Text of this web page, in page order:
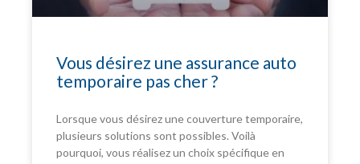
Vous désirez une assurance auto
temporaire pas cher ?
Lorsque vous désirez une couverture temporaire,
plusieurs solutions sont possibles. Voilà
pourquoi, vous réalisez un choix spécifique en